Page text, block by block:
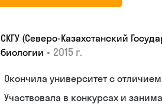
СКГУ (Северо-Казахстанский
биологии • 2015 г.
Окончила университет с
Участвовала в конкурсах и